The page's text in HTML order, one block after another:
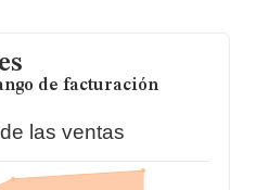
de facturación
las ventas